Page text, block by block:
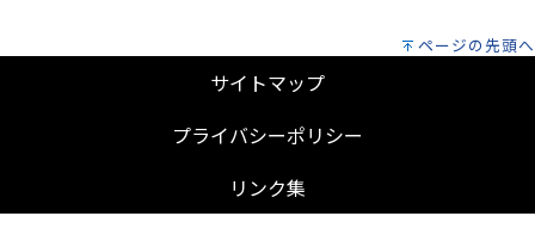
ページの先頭へ
サイトマップ
プライバシーポリシー
リンク集